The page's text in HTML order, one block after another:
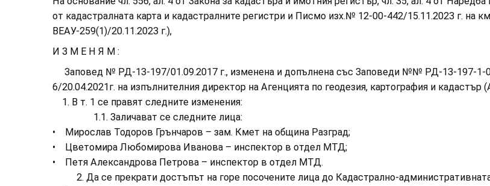
от кадастралната карта и кадастралните регистри и Писмо изх.№ 12-00-442/15.11.2023 г. на
ВЕАУ-259(1)/20.11.2023 г.),
И З М Е Н Я М :
Заповед № РД-13-197/01.09.2017 г., изменена и допълнена със Заповеди №№ РД-13-197-1-
6/20.04.2021г. на изпълнителния директор на Агенцията по геодезия, картография и кадастър
1. В т. 1 се правят следните изменения:
1.1. Заличават се следните лица:
• Мирослав Тодоров Грънчаров – зам. Кмет на община Разград;
• Цветомира Любомирова Иванова – инспектор в отдел МТД;
• Петя Александрова Петрова – инспектор в отдел МТД.
2. Да се прекрати достъпът на горе посочените лица до Кадастрално-